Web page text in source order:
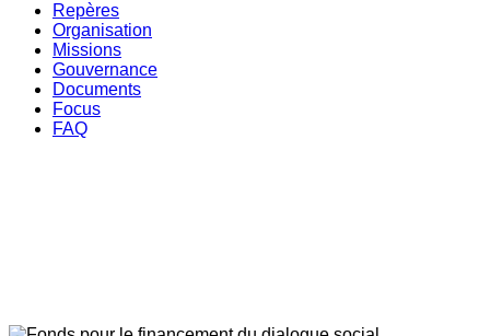
Repères
Organisation
Missions
Gouvernance
Documents
Focus
FAQ